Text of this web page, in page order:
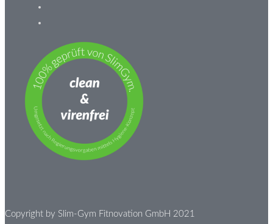
Copyright by Slim-Gym Fitnovation GmbH 2021